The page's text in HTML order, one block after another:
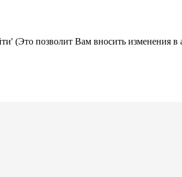
(Это позволит Вам вносить изменения в